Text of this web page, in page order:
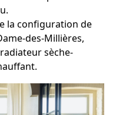
la configuration de
des-Millières,
sèche-